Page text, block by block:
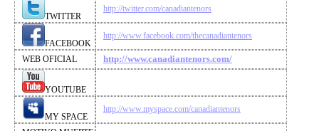
TWITTER
http://twitter.com/canadiantenors
FACEBOOK
http://www.facebook.com/thecanadiantenors
WEB OFICIAL http://www.canadiantenors.com/
YOUTUBE
MY SPACE
http://www.myspace.com/canadiantenors